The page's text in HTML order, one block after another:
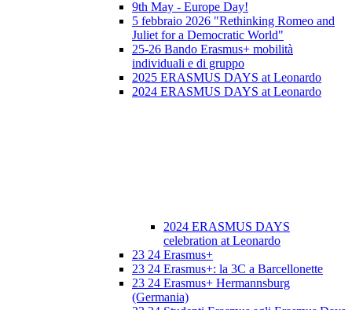
9th May - Europe Day!
5 febbraio 2026 "Rethinking Romeo and
Juliet for a Democratic World"
25-26 Bando Erasmus+ mobilità
individuali e di gruppo
2025 ERASMUS DAYS at Leonardo
2024 ERASMUS DAYS at Leonardo
2024 ERASMUS DAYS
celebration at Leonardo
23 24 Erasmus+
23 24 Erasmus+: la 3C a Barcellonette
23 24 Erasmus+ Hermannsburg
(Germania)